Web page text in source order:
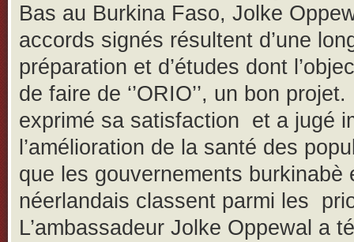
Bas au Burkina Faso, Jolke
accords signés résultent d’une
préparation et d’études dont
de faire de ‘’ORIO’’, un bon
exprimé sa satisfaction et a jugé
l’amélioration de la santé des
que les gouvernements burkinabè
néerlandais classent parmi les
L’ambassadeur Jolke Oppewal a